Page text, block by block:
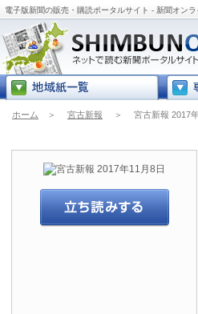
電子版新聞の販売・購読ポータルサイト - 新聞オン
ホーム ＞ 宮古新報 ＞ 宮古新報 2017